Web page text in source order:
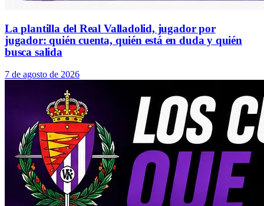
La plantilla del Real Valladolid, jugador por
jugador: quién cuenta, quién está en duda y quién
busca salida
7 de agosto de 2026